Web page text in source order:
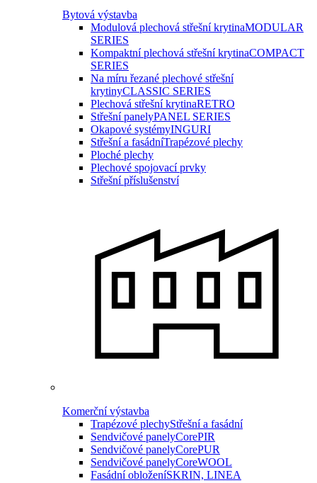
Bytová výstavba
Modulová plechová střešní krytinaMODULAR
SERIES
Kompaktní plechová střešní krytinaCOMPACT
SERIES
Na míru řezané plechové střešní
krytinyCLASSIC SERIES
Plechová střešní krytinaRETRO
Střešní panelyPANEL SERIES
Okapové systémyINGURI
Střešní a fasádníTrapézové plechy
Ploché plechy
Plechové spojovací prvky
Střešní příslušenství
Komerční výstavba
Trapézové plechyStřešní a fasádní
Sendvičové panelyCorePIR
Sendvičové panelyCorePUR
Sendvičové panelyCoreWOOL
Fasádní obloženíSKRIN, LINEA